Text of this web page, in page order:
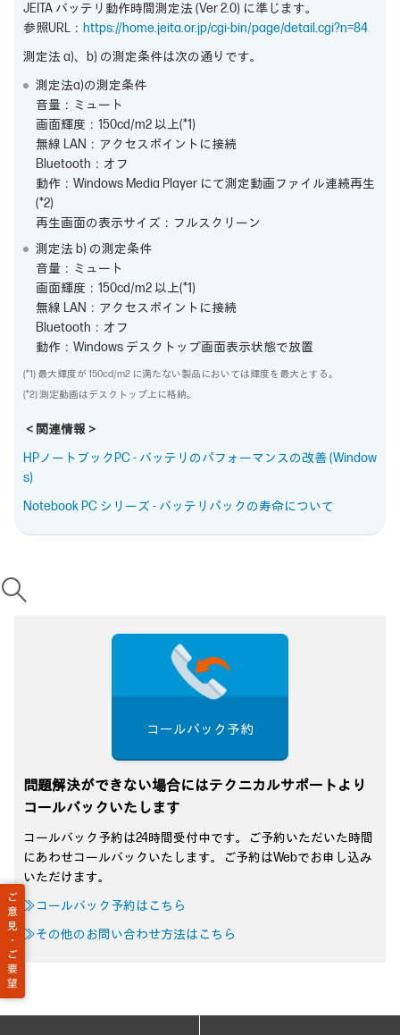
JEITA バッテリ動作時間測定法 (Ver 2.0) に準じます。
参照URL： https://home.jeita.or.jp/cgi-bin/page/detail.cgi?n=84
測定法 a)、b) の測定条件は次の通りです。
測定法a)の測定条件
音量：ミュート
画面輝度：150cd/m2 以上(*1)
無線 LAN：アクセスポイントに接続
Bluetooth：オフ
動作：Windows Media Player にて測定動画ファイル連続再生
(*2)
再生画面の表示サイズ：フルスクリーン
測定法 b) の測定条件
音量：ミュート
画面輝度：150cd/m2 以上(*1)
無線 LAN：アクセスポイントに接続
Bluetooth：オフ
動作：Windows デスクトップ画面表示状態で放置
(*1) 最大輝度が 150cd/m2 に満たない製品においては輝度を最大とする。
(*2) 測定動画はデスクトップ上に格納。
＜関連情報＞
HPノートブックPC - バッテリのパフォーマンスの改善 (Window
s)
Notebook PC シリーズ - バッテリパックの寿命について
ご
意
見
・
ご
要
望
コールバック予約
問題解決ができない場合にはテクニカルサポートより
コールバックいたします
コールバック予約は24時間受付中です。ご予約いただいた時間
にあわせコールバックいたします。ご予約はWebでお申し込み
いただけます。
≫コールバック予約はこちら
≫その他のお問い合わせ方法はこちら